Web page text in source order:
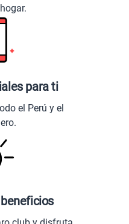
para ti
el Perú y el